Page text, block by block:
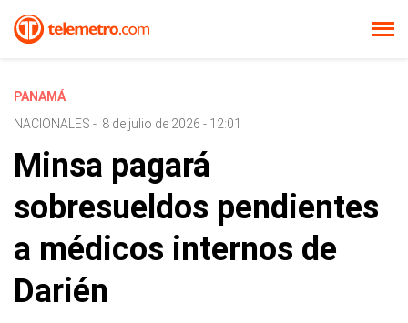
PANAMÁ
NACIONALES - 8 de julio de 2026 - 12:01
Minsa pagará
sobresueldos pendientes
a médicos internos de
Darién